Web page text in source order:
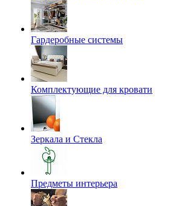
Гардеробные системы
Комплектующие для кровати
Зеркала и Стекла
Предметы интерьера